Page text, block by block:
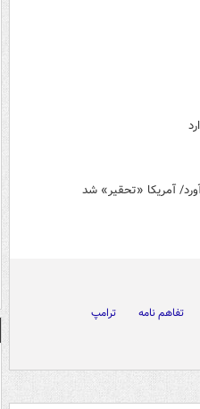
آمریکا «تحقیر» شد
تفاهم نامه
ترامپ